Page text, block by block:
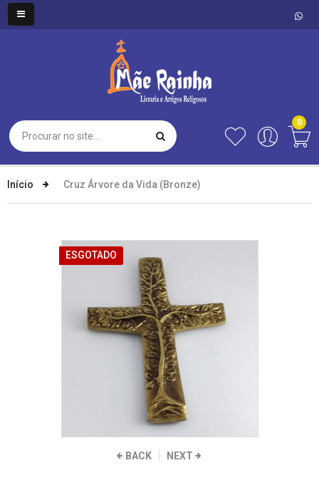
0
Início Cruz Árvore da Vida (Bronze)
BACK NEXT
ESGOTADO